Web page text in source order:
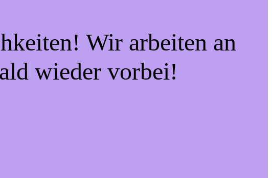
Wir arbeiten an
wieder vorbei!